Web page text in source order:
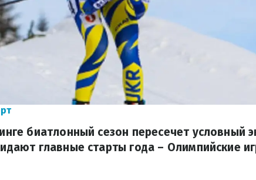
биатлонный сезон пересечет условный
главные старты года – Олимпийские